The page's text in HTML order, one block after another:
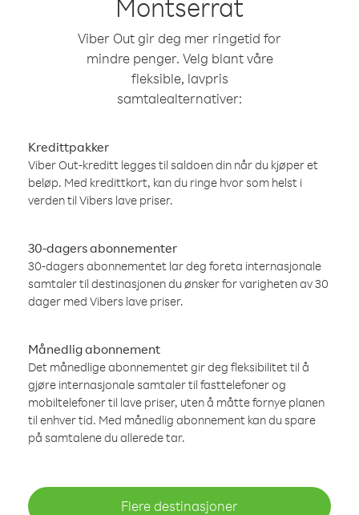
Montserrat
Viber Out gir deg mer ringetid for
mindre penger. Velg blant våre
fleksible, lavpris
samtalealternativer:
Kredittpakker
Viber Out-kreditt legges til saldoen din når du kjøper et
beløp. Med kredittkort, kan du ringe hvor som helst i
verden til Vibers lave priser.
30-dagers abonnementer
30-dagers abonnementet lar deg foreta internasjonale
samtaler til destinasjonen du ønsker for varigheten av 30
dager med Vibers lave priser.
Månedlig abonnement
Det månedlige abonnementet gir deg fleksibilitet til å
gjøre internasjonale samtaler til fasttelefoner og
mobiltelefoner til lave priser, uten å måtte fornye planen
til enhver tid. Med månedlig abonnement kan du spare
på samtalene du allerede tar.
Flere destinasjoner